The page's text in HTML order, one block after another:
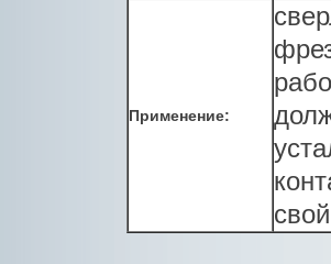
Применение: